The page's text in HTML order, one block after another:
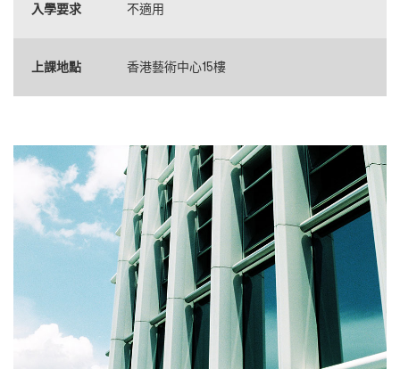
入學要求 不適用
上課地點 香港藝術中心15樓